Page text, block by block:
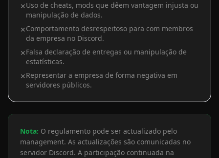
✕Uso de cheats, mods que dêem vantagem injusta ou
manipulação de dados.
✕Comportamento desrespeitoso para com membros
da empresa no Discord.
✕Falsa declaração de entregas ou manipulação de
estatísticas.
✕Representar a empresa de forma negativa em
servidores públicos.
Nota: O regulamento pode ser actualizado pelo
management. As actualizações são comunicadas no
servidor Discord. A participação continuada na